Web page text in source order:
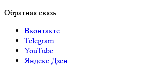
Обратная связь
Вконтакте
Telegram
YouTube
Яндекс.Дзен